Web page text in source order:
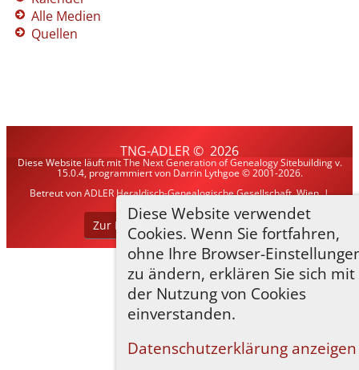
Diese Website verwendet
Cookies. Wenn Sie fortfahren,
ohne Ihre Browser-
zu ändern, erklären Sie sich mit
der Nutzung von Cookies
einverstanden.
Datenschutzerklärung anzeigen
Alle Medien
Quellen
TNG-ADLER© 2026
Diese Website läuft mitThe Next Generation of Genealogy Sitebuildingv.
15.0.4, programmiert von Darrin Lythgoe © 2001-2026.
Betreut vonADLER Heraldisch-Genealogische Gesellschaft, Wien. |
Zur Desktop-Webseite wechseln